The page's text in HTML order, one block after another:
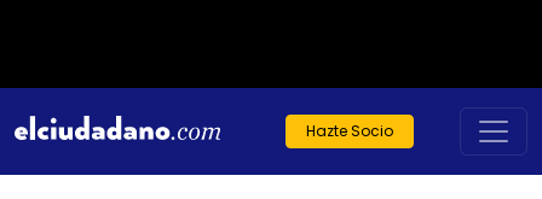
Hazte Socio